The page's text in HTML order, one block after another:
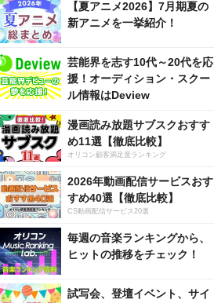
【夏アニメ2026】7月期夏の
新アニメを一挙紹介！
芸能界を志す10代～20代を応
援！オーディション・スクー
ル情報はDeview
漫画読み放題サブスクおすす
め11選【徹底比較】
オリコン顧客満足度ランキング
2026年動画配信サービスおす
すめ40選【徹底比較】
CS動画配信サービス20選
毎週の音楽ランキングから、
ヒットの推移をチェック！
試写会、登壇イベント、サイ